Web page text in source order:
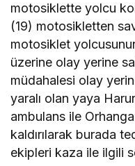
motosiklette yolcu
(19) motosikletten
motosiklet
üzerine olay yerine
müdahalesi olay
yaralı olan yaya
ambulans ile
kaldırılarak burada
ekipleri kaza ile ilgili